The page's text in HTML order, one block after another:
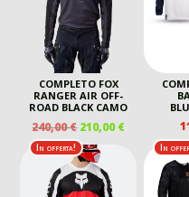
COMPLETO FOX
RANGER AIR OFF-
ROAD BLACK CAMO
240,00€ IL
PREZZO
ORIGINALE
ERA:
240,00 €.
210,00€IL
PREZZO
ATTUALE
210,00 €.
In offerta! In